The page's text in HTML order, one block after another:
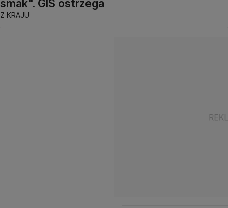
smak". GIS ostrzega
Z KRAJU